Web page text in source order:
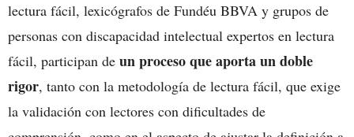
lectura fácil, lexicógrafos de Fundéu BBVA y grupos de
personas con discapacidad intelectual expertos en lectura
fácil, participan de un proceso que aporta un doble
rigor, tanto con la metodología de lectura fácil, que exige
la validación con lectores con dificultades de